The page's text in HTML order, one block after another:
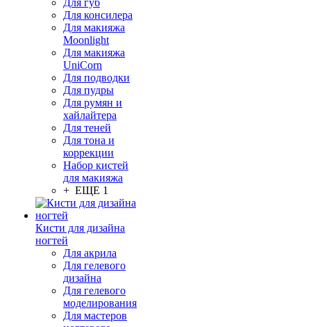
Для консилера
Для макияжа
Moonlight
Для макияжа
UniCorn
Для подводки
Для пудры
Для румян и
хайлайтера
Для теней
Для тона и
коррекции
Набор кистей
для макияжа
+ ЕЩЕ 1
Кисти для дизайна
ногтей
Для акрила
Для гелевого
дизайна
Для гелевого
моделирования
Для мастеров